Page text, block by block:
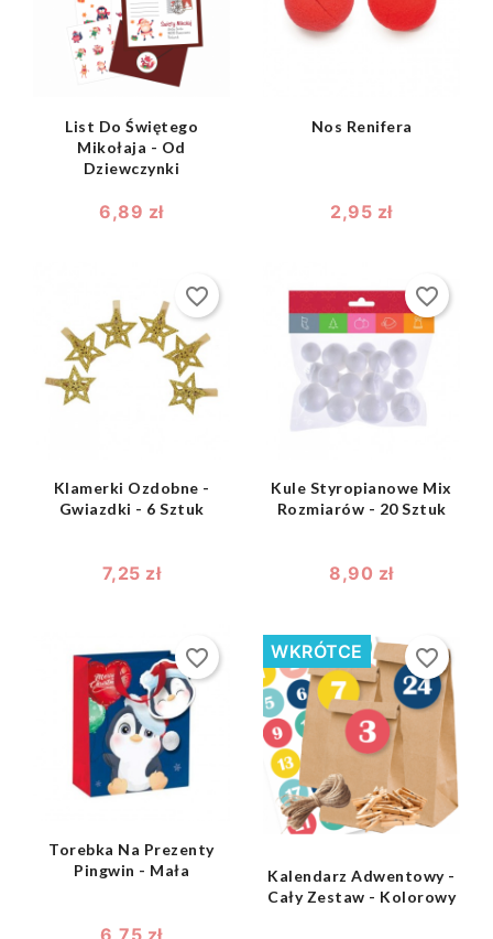
List Do Świętego
Mikołaja - Od
Dziewczynki
6,89 zł
Nos Renifera
2,95 zł
shopping_bag 
Klamerki Ozdobne -
Gwiazdki - 6 Sztuk
7,25 zł
favorite_border
shopping_bag 
Kule Styropianowe Mix
Rozmiarów - 20 Sztuk
8,90 zł
favorite_border
shopping_bag 
Torebka Na Prezenty
Pingwin - Mała
favorite_border

Kalendarz Adwentowy -
Cały Zestaw - Kolorowy
WKRÓTCE favorite_border